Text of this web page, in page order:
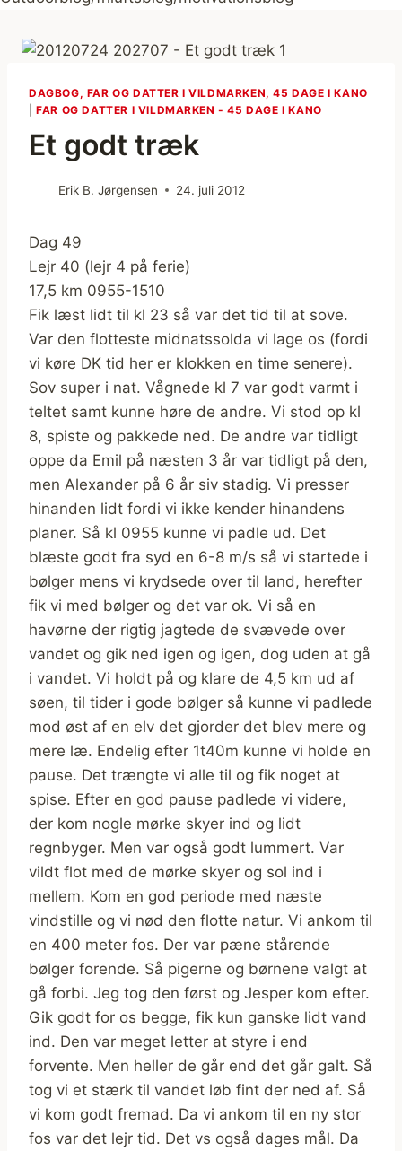
DAGBOG, FAR OG DATTER I VILDMARKEN, 45 DAGE I KANO
|FAR OG DATTER I VILDMARKEN - 45 DAGE I KANO
Et godt træk
Erik B. Jørgensen 24. juli 2012
Dag 49
Lejr 40 (lejr 4 på ferie)
17,5 km 0955-1510
Fik læst lidt til kl 23 så var det tid til at sove.
Var den flotteste midnatssolda vi lage os (fordi
vi køre DK tid her er klokken en time senere).
Sov super i nat. Vågnede kl 7 var godt varmt i
teltet samt kunne høre de andre. Vi stod op kl
8, spiste og pakkede ned. De andre var tidligt
oppe da Emil på næsten 3 år var tidligt på den,
men Alexander på 6 år siv stadig. Vi presser
hinanden lidt fordi vi ikke kender hinandens
planer. Så kl 0955 kunne vi padle ud. Det
blæste godt fra syd en 6-8 m/s så vi startede i
bølger mens vi krydsede over til land, herefter
fik vi med bølger og det var ok. Vi så en
havørne der rigtig jagtede de svævede over
vandet og gik ned igen og igen, dog uden at gå
i vandet. Vi holdt på og klare de 4,5 km ud af
søen, til tider i gode bølger så kunne vi padlede
mod øst af en elv det gjorder det blev mere og
mere læ. Endelig efter 1t40m kunne vi holde en
pause. Det trængte vi alle til og fik noget at
spise. Efter en god pause padlede vi videre,
der kom nogle mørke skyer ind og lidt
regnbyger. Men var også godt lummert. Var
vildt flot med de mørke skyer og sol ind i
mellem. Kom en god periode med næste
vindstille og vi nød den flotte natur. Vi ankom til
en 400 meter fos. Der var pæne stårende
bølger forende. Så pigerne og børnene valgt at
gå forbi. Jeg tog den først og Jesper kom efter.
Gik godt for os begge, fik kun ganske lidt vand
ind. Den var meget letter at styre i end
forvente. Men heller de går end det går galt. Så
tog vi et stærk til vandet løb fint der ned af. Så
vi kom godt fremad. Da vi ankom til en ny stor
fos var det lejr tid. Det vs også dages mål. Da